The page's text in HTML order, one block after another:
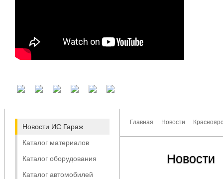
Новости ИС Гараж
Каталог материалов
Каталог оборудования
Каталог автомобилей
Главная Новости
Новости